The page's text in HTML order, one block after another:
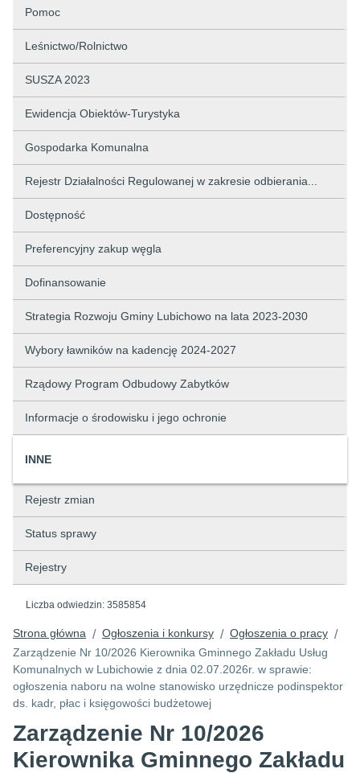
Pomoc
Leśnictwo/Rolnictwo
SUSZA 2023
Ewidencja Obiektów-Turystyka
Gospodarka Komunalna
Rejestr Działalności Regulowanej w zakresie odbierania...
Dostępność
Preferencyjny zakup węgla
Dofinansowanie
Strategia Rozwoju Gminy Lubichowo na lata 2023-2030
Wybory ławników na kadencję 2024-2027
Rządowy Program Odbudowy Zabytków
Informacje o środowisku i jego ochronie
INNE
Rejestr zmian
Status sprawy
Rejestry
Liczba odwiedzin: 3585854
Strona główna / Ogłoszenia i konkursy / Ogłoszenia o pracy /
Zarządzenie Nr 10/2026 Kierownika Gminnego Zakładu Usług
Komunalnych w Lubichowie z dnia 02.07.2026r. w sprawie:
ogłoszenia naboru na wolne stanowisko urzędnicze podinspektor
ds. kadr, płac i księgowości budżetowej
Zarządzenie Nr 10/2026
Kierownika Gminnego Zakładu